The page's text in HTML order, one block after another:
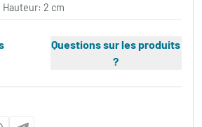
Hauteur: 2 cm
Questions sur les produits
?